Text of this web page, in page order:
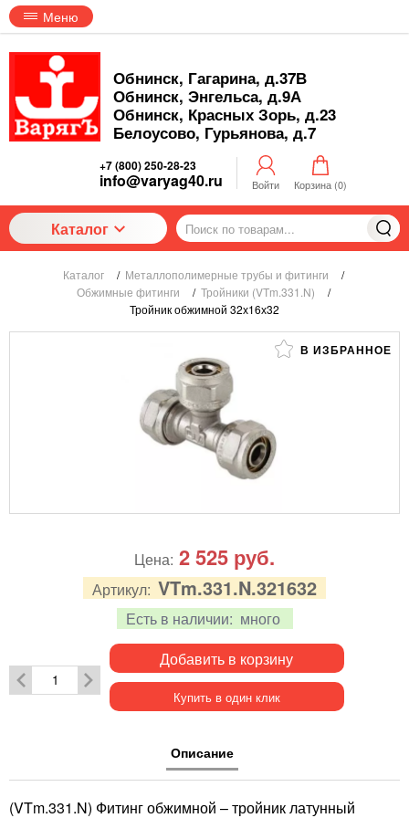
Меню
Обнинск, Гагарина, д.37В
Обнинск, Энгельса, д.9А
Обнинск, Красных Зорь, д.23
Белоусово, Гурьянова, д.7
+7 (800) 250-28-23
info@varyag40.ru Войти Корзина (0)
Каталог
Каталог / Металлополимерные трубы и фитинги
/
Обжимные фитинги
/ Тройники (VTm.331.N)
/
Тройник обжимной 32х16х32
В ИЗБРАННОЕ
Артикул: VTm.331.N.321632
Есть в наличии: много
Цена: 2 525 руб.
Добавить в корзину
Купить в один клик
Описание
(VTm.331.N) Фитинг обжимной – тройник латунный